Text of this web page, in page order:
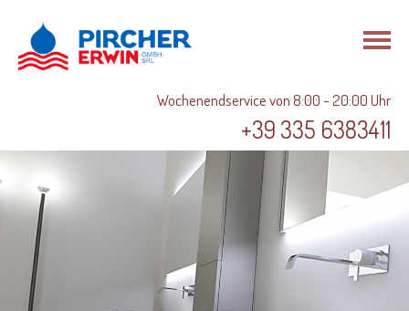
Wochenendservice von 8:00 - 20:00 Uhr
+39 335 6383411